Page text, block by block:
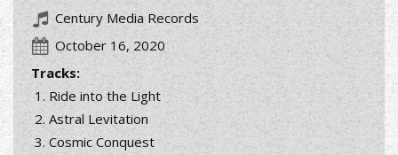
Century Media Records
October 16, 2020
Tracks:
Ride into the Light
Astral Levitation
Cosmic Conquest